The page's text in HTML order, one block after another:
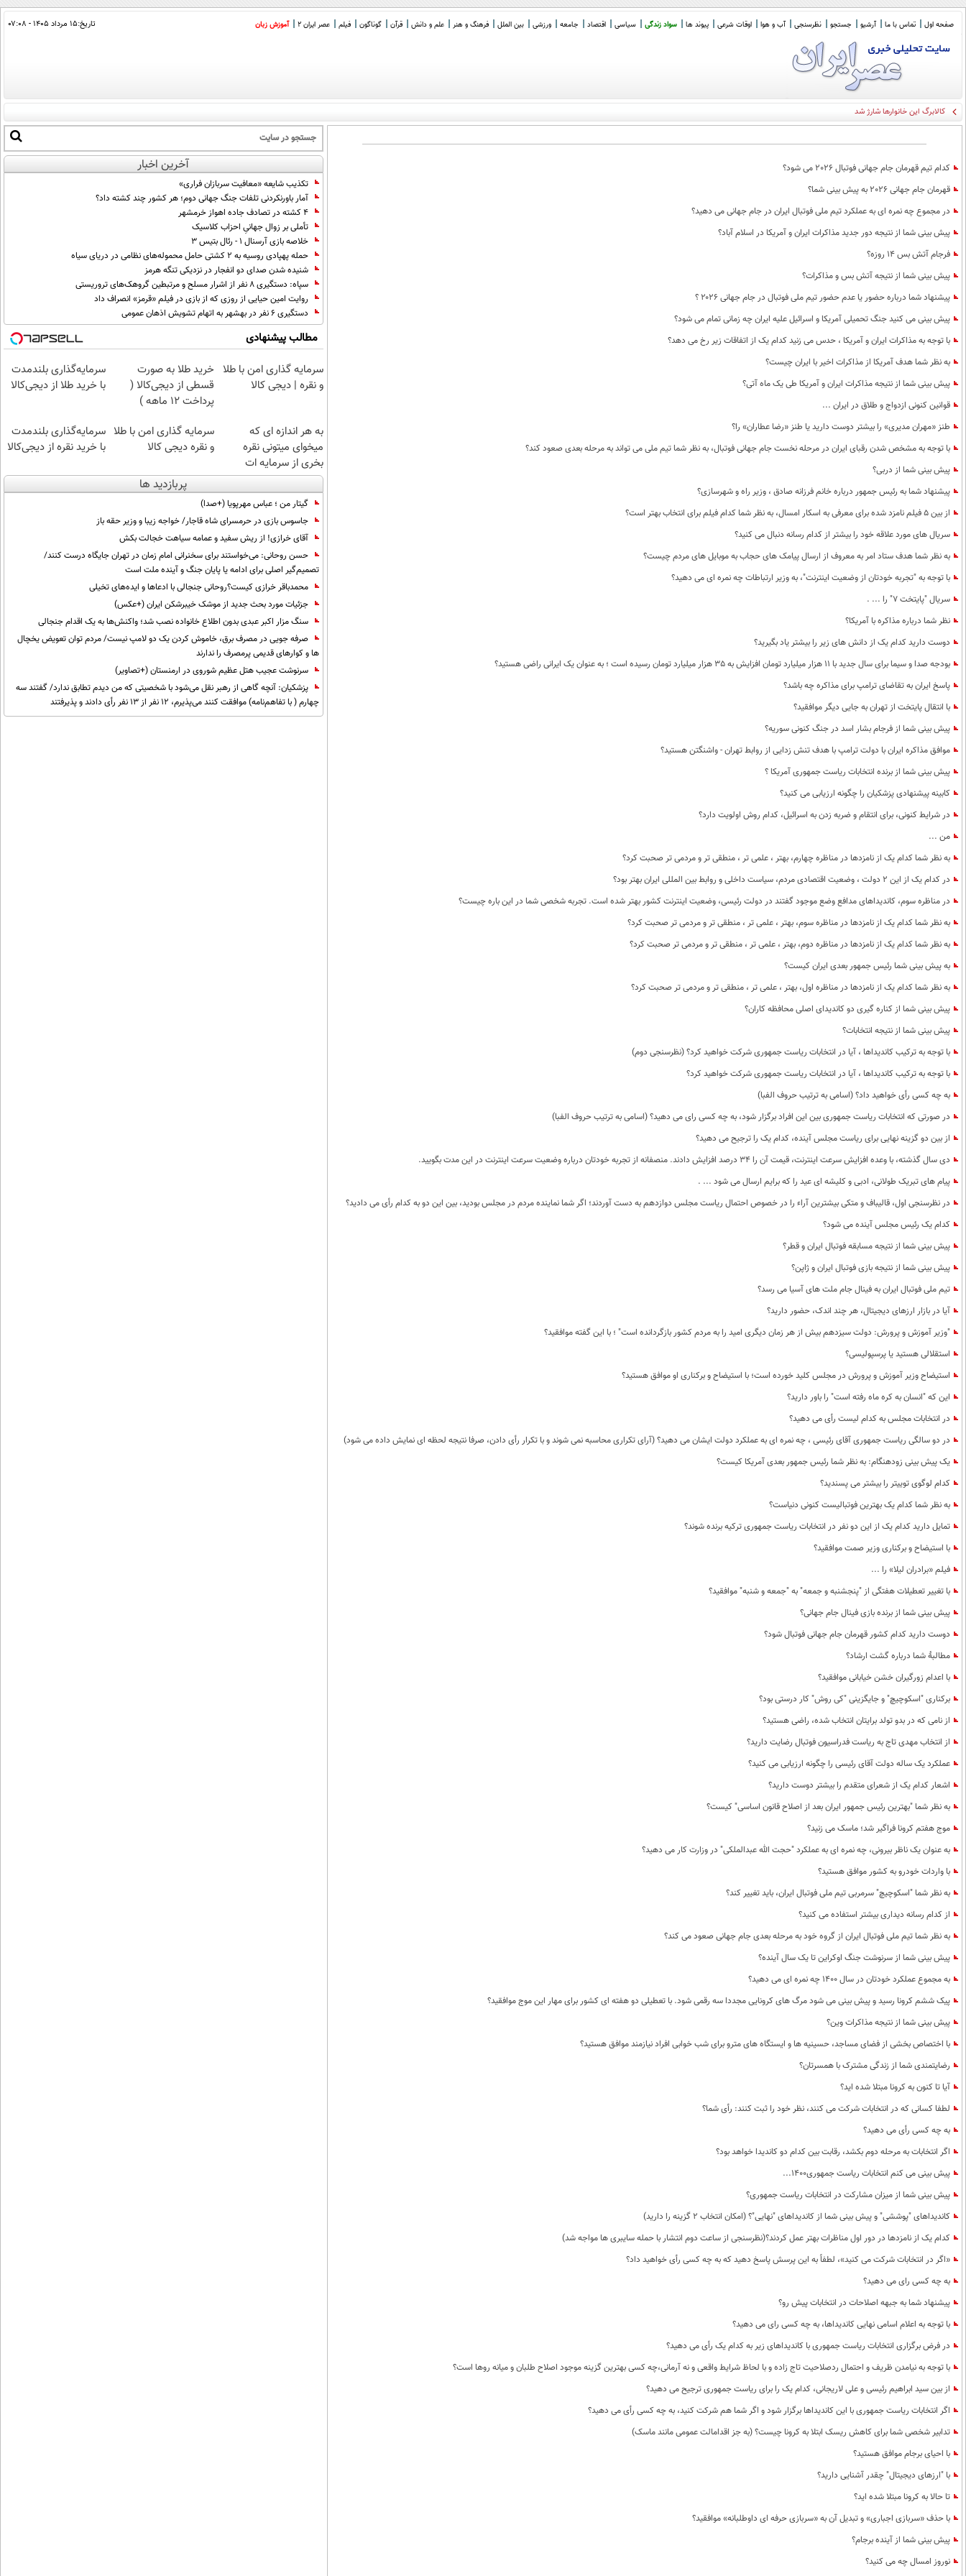
صفحه اول تماس با ما آرشیو جستجو نظرسنجی آب و هوا اوقات شرعی پیوند ها سواد زندگی سیاسی اقتصاد جامعه ورزشی بین الملل فرهنگ و هنر علم و دانش قرآن گوناگون فیلم عصر ایران 2 آموزش زبان تاریخ:۱۵ مرداد ۱۴۰۵ - ۰۷:۰۸
کالابرگ این خانوارها شارژ شد
کدام تیم قهرمان جام جهانی فوتبال 2026 می شود؟
قهرمان جام جهانی 2026 به پیش بینی شما؟
در مجموع چه نمره ای به عملکرد تیم ملی فوتبال ایران در جام جهانی می دهید؟
پیش بینی شما از نتیجه دور جدید مذاکرات ایران و آمریکا در اسلام آباد؟
فرجام آتش بس 14 روزه؟
پیش بینی شما از نتیجه آتش بس و مذاکرات؟
پیشنهاد شما درباره حضور یا عدم حضور تیم ملی فوتبال در جام جهانی ۲۰۲۶ ؟
پیش بینی می کنید جنگ تحمیلی آمریکا و اسرائیل علیه ایران چه زمانی تمام می شود؟
با توجه به مذاکرات ایران و آمریکا ، حدس می زنید کدام یک از اتفاقات زیر رخ می دهد؟
به نظر شما هدف آمریکا از مذاکرات اخیر با ایران چیست؟
پیش بینی شما از نتیجه مذاکرات ایران و آمریکا طی یک ماه آتی؟
قوانین کنونی ازدواج و طلاق در ایران ...
طنز «مهران مدیری» را بیشتر دوست دارید یا طنز «رضا عطاران» را؟
با توجه به مشخص شدن رقبای ایران در مرحله نخست جام جهانی فوتبال، به نظر شما تیم ملی می تواند به مرحله بعدی صعود کند؟
پیش بینی شما از دربی؟
پیشنهاد شما به رئیس جمهور درباره خانم فرزانه صادق ، وزیر راه و شهرسازی؟
از بین 5 فیلم نامزد شده برای معرفی به اسکار امسال، به نظر شما کدام فیلم برای انتخاب بهتر است؟
سریال های مورد علاقه خود را بیشتر از کدام رسانه دنبال می کنید؟
به نظر شما هدف ستاد امر به معروف از ارسال پیامک های حجاب به موبایل های مردم چیست؟
با توجه به "تجربه خودتان از وضعیت اینترنت"، به وزیر ارتباطات چه نمره ای می دهید؟
سریال "پایتخت 7" را ... .
نظر شما درباره مذاکره با آمریکا؟
دوست دارید کدام یک از دانش های زیر را بیشتر یاد بگیرید؟
بودجه صدا و سیما برای سال جدید با 11 هزار میلیارد تومان افزایش به 35 هزار میلیارد تومان رسیده است ؛ به عنوان یک ایرانی راضی هستید؟
پاسخ ایران به تقاضای ترامپ برای مذاکره چه باشد؟
با انتقال پایتخت از تهران به جایی دیگر موافقید؟
پیش بینی شما از فرجام بشار اسد در جنگ کنونی سوریه؟
موافق مذاکره ایران با دولت ترامپ با هدف تنش زدایی از روابط تهران - واشنگتن هستید؟
پیش بینی شما از برنده انتخابات ریاست جمهوری آمریکا ؟
کابینه پیشنهادی پزشکیان را چگونه ارزیابی می کنید؟
در شرایط کنونی، برای انتقام و ضربه زدن به اسرائیل، کدام روش اولویت دارد؟
من ...
به نظر شما کدام یک از نامزدها در مناظره چهارم، بهتر ، علمی تر ، منطقی تر و مردمی تر صحبت کرد؟
در کدام یک از این 2 دولت ، وضعیت اقتصادی مردم، سیاست داخلی و روابط بین المللی ایران بهتر بود؟
در مناظره سوم، کاندیداهای مدافع وضع موجود گفتند در دولت رئیسی، وضعیت اینترنت کشور بهتر شده است. تجربه شخصی شما در این باره چیست؟
به نظر شما کدام یک از نامزدها در مناظره سوم، بهتر ، علمی تر ، منطقی تر و مردمی تر صحبت کرد؟
به نظر شما کدام یک از نامزدها در مناظره دوم، بهتر ، علمی تر ، منطقی تر و مردمی تر صحبت کرد؟
به پیش بینی شما رئیس جمهور بعدی ایران کیست؟
به نظر شما کدام یک از نامزدها در مناظره اول، بهتر ، علمی تر ، منطقی تر و مردمی تر صحبت کرد؟
پیش بینی شما از کناره گیری دو کاندیدای اصلی محافظه کاران؟
پیش بینی شما از نتیجه انتخابات؟
با توجه به ترکیب کاندیداها ، آیا در انتخابات ریاست جمهوری شرکت خواهید کرد؟ (نظرسنجی دوم)
با توجه به ترکیب کاندیداها ، آیا در انتخابات ریاست جمهوری شرکت خواهید کرد؟
به چه کسی رأی خواهید داد؟ (اسامی به ترتیب حروف الفبا)
در صورتی که انتخابات ریاست جمهوری بین این افراد برگزار شود، به چه کسی رای می دهید؟ (اسامی به ترتیب حروف الفبا)
از بین دو گزینه نهایی برای ریاست مجلس آینده، کدام یک را ترجیح می دهید؟
دی سال گذشته، با وعده افزایش سرعت اینترنت، قیمت آن را 34 درصد افزایش دادند. منصفانه از تجربه خودتان درباره وضعیت سرعت اینترنت در این مدت بگویید.
پیام های تبریک طولانی، ادبی و کلیشه ای عید را که برایم ارسال می شود ... .
در نظرسنجی اول، قالیباف و متکی بیشترین آراء را در خصوص احتمال ریاست مجلس دوازدهم به دست آوردند؛ اگر شما نماینده مردم در مجلس بودید، بین این دو به کدام رأی می دادید؟
کدام یک رئیس مجلس آینده می شود؟
پیش بینی شما از نتیجه مسابقه فوتبال ایران و قطر؟
پیش بینی شما از نتیجه بازی فوتبال ایران و ژاپن؟
تیم ملی فوتبال ایران به فینال جام ملت های آسیا می رسد؟
آیا در بازار ارزهای دیجیتال، هر چند اندک، حضور دارید؟
"وزیر آموزش و پرورش: دولت سیزدهم بیش از هر زمان دیگری امید را به مردم کشور بازگردانده است" ؛ با این گفته موافقید؟
استقلالی هستید یا پرسپولیسی؟
استیضاح وزیر آموزش و پرورش در مجلس کلید خورده است؛ با استیضاح و برکناری او موافق هستید؟
این که "انسان به کره ماه رفته است" را باور دارید؟
در انتخابات مجلس به کدام لیست رأی می دهید؟
در دو سالگی ریاست جمهوری آقای رئیسی ، چه نمره ای به عملکرد دولت ایشان می دهید؟ (آرای تکراری محاسبه نمی شوند و با تکرار رأی دادن، صرفا نتیجه لحظه ای نمایش داده می شود)
یک پیش بینی زودهنگام: به نظر شما رئیس جمهور بعدی آمریکا کیست؟
کدام لوگوی توییتر را بیشتر می پسندید؟
به نظر شما کدام یک بهترین فوتبالیست کنونی دنیاست؟
تمایل دارید کدام یک از این دو نفر در انتخابات ریاست جمهوری ترکیه برنده شوند؟
با استیضاح و برکناری وزیر صمت موافقید؟
فیلم «برادران لیلا» را ...
با تغییر تعطیلات هفتگی از "پنجشنبه و جمعه" به "جمعه و شنبه" موافقید؟
پیش بینی شما از برنده بازی فینال جام جهانی؟
دوست دارید کدام کشور قهرمان جام جهانی فوتبال شود؟
مطالبۀ شما درباره گشت ارشاد؟
با اعدام زورگیران خشن خیابانی موافقید؟
برکناری "اسکوچیچ" و جایگزینی "کی روش" کار درستی بود؟
از نامی که در بدو تولد برایتان انتخاب شده، راضی هستید؟
از انتخاب مهدی تاج به ریاست فدراسیون فوتبال رضایت دارید؟
عملکرد یک ساله دولت آقای رئیسی را چگونه ارزیابی می کنید؟
اشعار کدام یک از شعرای متقدم را بیشتر دوست دارید؟
به نظر شما "بهترین رئیس جمهور ایران بعد از اصلاح قانون اساسی" کیست؟
موج هفتم کرونا فراگیر شد؛ ماسک می زنید؟
به عنوان یک ناظر بیرونی، چه نمره ای به عملکرد "حجت الله عبدالملکی" در وزارت کار می دهید؟
با واردات خودرو به کشور موافق هستید؟
به نظر شما "اسکوچیچ" سرمربی تیم ملی فوتبال ایران، باید تغییر کند؟
از کدام رسانه دیداری بیشتر استفاده می کنید؟
به نظر شما تیم ملی فوتبال ایران از گروه خود به مرحله بعدی جام جهانی صعود می کند؟
پیش بینی شما از سرنوشت جنگ اوکراین تا یک سال آینده؟
به مجموع عملکرد خودتان در سال 1400 چه نمره ای می دهید؟
پیک ششم کرونا رسید و پیش بینی می شود مرگ های کرونایی مجددا سه رقمی شود. با تعطیلی دو هفته ای کشور برای مهار این موج موافقید؟
پیش بینی شما از نتیجه مذاکرات وین؟
با اختصاص بخشی از فضای مساجد، حسینیه ها و ایستگاه های مترو برای شب خوابی افراد نیازمند موافق هستید؟
رضایتمندی شما از زندگی مشترک با همسرتان؟
آیا تا کنون به کرونا مبتلا شده اید؟
لطفا کسانی که در انتخابات شرکت می کنند، نظر خود را ثبت کنند: رأی شما؟
به چه کسی رأی می دهید؟
اگر انتخابات به مرحله دوم بکشد، رقابت بین کدام دو کاندیدا خواهد بود؟
پیش بینی می کنم انتخابات ریاست جمهوری1400...
پیش بینی شما از میزان مشارکت در انتخابات ریاست جمهوری؟
کاندیداهای "پوششی" و پیش بینی شما از کاندیداهای "نهایی"؟ (امکان انتخاب 2 گزینه را دارید)
کدام یک از نامزدها در دور اول مناظرات بهتر عمل کردند؟(نظرسنجی از ساعت دوم انتشار با حمله سایبری ها مواجه شد)
«اگر در انتخابات شرکت می کنید»، لطفاً به این پرسش پاسخ دهید که به چه کسی رأی خواهید داد؟
به چه کسی رای می دهید؟
پیشنهاد شما به جبهه اصلاحات در انتخابات پیش رو؟
با توجه به اعلام اسامی نهایی کاندیداها، به چه کسی رای می دهید؟
در فرض برگزاری انتخابات ریاست جمهوری با کاندیداهای زیر به کدام یک رأی می دهید؟
با توجه به نیامدن ظریف و احتمال ردصلاحیت تاج زاده و با لحاظ شرایط واقعی و نه آرمانی،چه کسی بهترین گزینه موجود اصلاح طلبان و میانه روها است؟
از بین سید ابراهیم رئیسی و علی لاریجانی، کدام یک را برای ریاست جمهوری ترجیح می دهید؟
اگر انتخابات ریاست جمهوری با این کاندیداها برگزار شود و اگر شما هم شرکت کنید، به چه کسی رأی می دهید؟
تدابیر شخصی شما برای کاهش ریسک ابتلا به کرونا چیست؟ (به جز اقدامالت عمومی مانند ماسک)
با احیای برجام موافق هستید؟
با "ارزهای دیجیتال" چقدر آشنایی دارید؟
تا حالا به کرونا مبتلا شده اید؟
با حذف «سربازی اجباری» و تبدیل آن به «سربازی حرفه ای داوطلبانه» موافقید؟
پیش بینی شما از آینده برجام؟
نوروز امسال چه می کنید؟
آخرین اخبار
تکذیب شایعه «معافیت سربازان فراری»
آمار باورنکردنی تلفات جنگ جهانی دوم؛ هر کشور چند کشته داد؟
۴ کشته در تصادف جاده اهواز خرمشهر
تأملی بر زوال جهانیِ احزاب کلاسیک
خلاصه بازی آرسنال ۱ - رئال بتیس ۳
حمله پهپادی روسیه به ۲ کشتی حامل محموله‌های نظامی در دریای سیاه
شنیده شدن صدای دو انفجار در نزدیکی تنگه هرمز
سپاه: دستگیری ۸ نفر از اشرار مسلح و مرتبطین گروهک‌های تروریستی
روایت امین حیایی از روزی که از بازی در فیلم «قرمز» انصراف داد
دستگیری ۶ نفر در بهشهر به اتهام تشویش اذهان عمومی
مطالب پیشنهادی
سرمایه گذاری امن با طلا
و نقره | دیجی کالا
خرید طلا به صورت
قسطی از دیجی‌کالا (
پرداخت 12 ماهه )
سرمایه‌گذاری بلندمدت
با خرید طلا از دیجی‌کالا
به هر اندازه ای که
میخوای میتونی نقره
بخری از سرمایه ات
محافظت کنی
سرمایه گذاری امن با طلا
و نقره دیجی کالا
سرمایه‌گذاری بلندمدت
با خرید نقره از دیجی‌کالا
پربازدید ها
گیتار من ؛ عباس مهرپویا (+صدا)
جاسوس بازی در حرمسرای شاه قاجار/ خواجه زیبا و وزیر حقه باز
آقای خرازی! از ریش سفید و عمامه سیاهت خجالت بکش
حسن روحانی: می‌خواستند برای سخنرانی امام زمان در تهران جایگاه درست کنند/
تصمیم‌گیر اصلی برای ادامه یا پایان جنگ و آینده ملت است
محمدباقر خرازی کیست؟روحانی جنجالی با ادعاها و ایده‌های تخیلی
جزئیات مورد بحث جدید از موشک خیبرشکن ایران (+عکس)
سنگ مزار اکبر عبدی بدون اطلاع خانواده نصب شد؛ واکنش‌ها به یک اقدام جنجالی
صرفه جویی در مصرف برق، خاموش کردن یک دو لامپ نیست/ مردم توان تعویض یخچال
ها و کوارهای قدیمی پرمصرف را ندارند
سرنوشت عجیب هتل عظیم شوروی در ارمنستان (+تصاویر)
پزشکیان‌: آنچه گاهی از رهبر نقل می‌شود با شخصیتی که من دیدم تطابق ندارد/ گفتند سه
چهارم ( با تفاهم‌نامه) موافقت کنند می‌پذیرم، 12 نفر از 13 نفر رأی دادند و پذیرفتند